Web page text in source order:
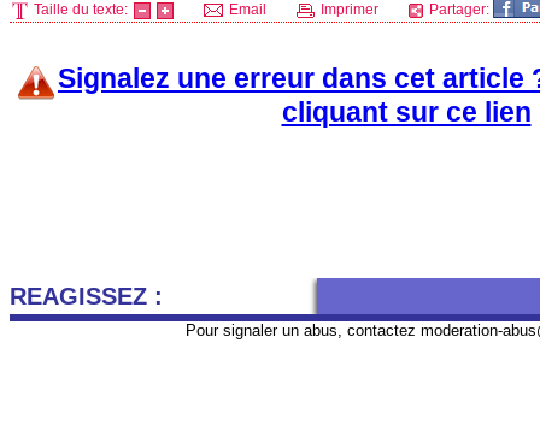
Taille du texte: Email Imprimer Partager:
Signalez une erreur dans cet article
cliquant sur ce lien
REAGISSEZ :
Pour signaler un abus, contactez moderation-